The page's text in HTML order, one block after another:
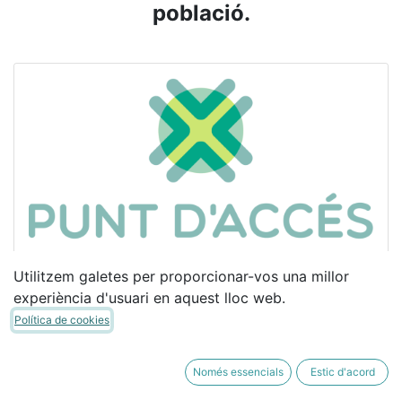
població.
Serveis d'internet i telefonia
social
Utilitzem galetes per proporcionar-vos una millor
experiència d'usuari en aquest lloc web.
Política de cookies
Només essencials Estic d'acord